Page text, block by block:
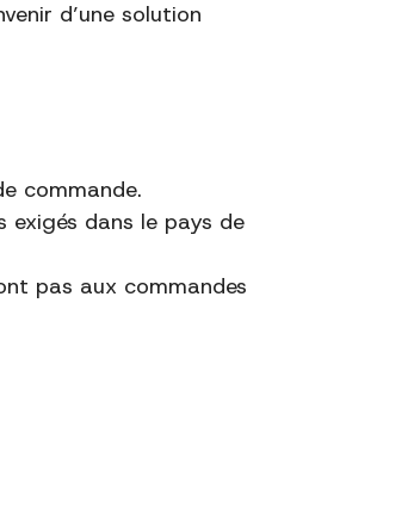
d’une solution
commande.
exigés dans le pays de
pas aux commandes